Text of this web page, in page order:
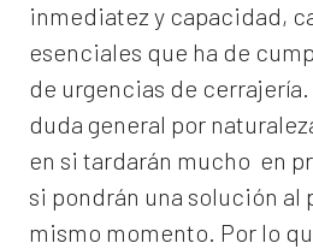
inmediatez y capacidad,
esenciales que ha de
de urgencias de
duda general por
en si tardarán mucho en
si pondrán una solución al
mismo momento. Por lo